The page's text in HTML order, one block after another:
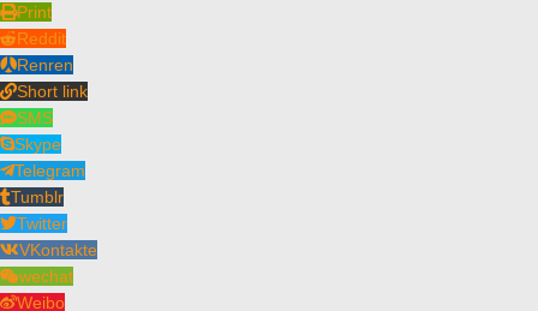
Print
Reddit
Renren
Short link
SMS
Skype
Telegram
Tumblr
Twitter
VKontakte
wechat
Weibo